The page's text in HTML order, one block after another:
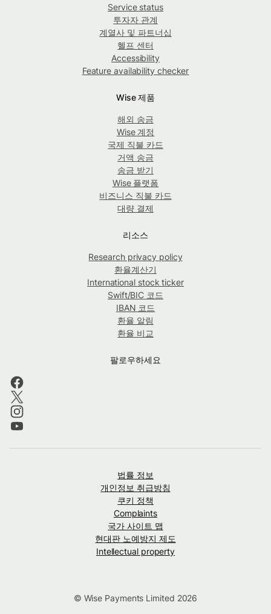
Service status
투자자 관계
계열사 및 파트너십
헬프 센터
Accessibility
Feature availability checker
Wise 제품
해외 송금
Wise 계정
국제 직불 카드
거액 송금
송금 받기
Wise 플랫폼
비즈니스 직불 카드
대량 결제
리소스
Research privacy policy
환율계산기
International stock ticker
Swift/BIC 코드
IBAN 코드
환율 알림
환율 비교
팔로우하세요
법률 정보
개인정보 취급방침
쿠키 정책
Complaints
국가 사이트 맵
현대판 노예방지 제도
Intellectual property
© Wise Payments Limited 2026